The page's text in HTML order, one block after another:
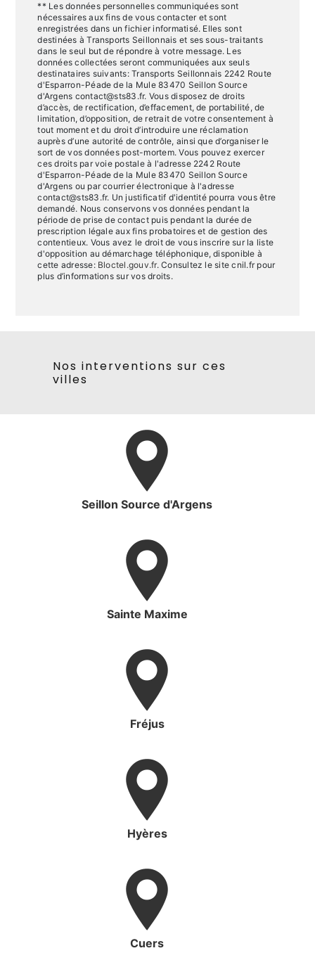
** Les données personnelles communiquées sont
nécessaires aux fins de vous contacter et sont
enregistrées dans un fichier informatisé. Elles sont
destinées à Transports Seillonnais et ses sous-traitants
dans le seul but de répondre à votre message. Les
données collectées seront communiquées aux seuls
destinataires suivants: Transports Seillonnais 2242 Route
d'Esparron-Péade de la Mule 83470 Seillon Source
d'Argens contact@sts83.fr. Vous disposez de droits
d’accès, de rectification, d’effacement, de portabilité, de
limitation, d’opposition, de retrait de votre consentement à
tout moment et du droit d’introduire une réclamation
auprès d’une autorité de contrôle, ainsi que d’organiser le
sort de vos données post-mortem. Vous pouvez exercer
ces droits par voie postale à l'adresse 2242 Route
d'Esparron-Péade de la Mule 83470 Seillon Source
d'Argens ou par courrier électronique à l'adresse
contact@sts83.fr. Un justificatif d'identité pourra vous être
demandé. Nous conservons vos données pendant la
période de prise de contact puis pendant la durée de
prescription légale aux fins probatoires et de gestion des
contentieux. Vous avez le droit de vous inscrire sur la liste
d'opposition au démarchage téléphonique, disponible à
cette adresse: Bloctel.gouv.fr. Consultez le site cnil.fr pour
plus d’informations sur vos droits.
Nos interventions sur ces
villes
Seillon Source d'Argens
Sainte Maxime
Fréjus
Hyères
Cuers